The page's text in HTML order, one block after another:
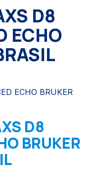
D8
ECHO
D8
BRUKER